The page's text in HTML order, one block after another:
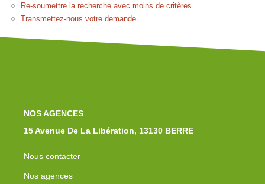
Notre Équipe
Re-soumettre la recherche avec moins de critères.
Transmettez-nous votre demande
NOS AGENCES
15 Avenue De La Libération, 13130 BERRE
Nous contacter
Nos agences